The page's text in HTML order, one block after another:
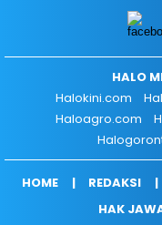
HALO
Halokini.com
Haloagro.com
HOME REDAKSI
HAK